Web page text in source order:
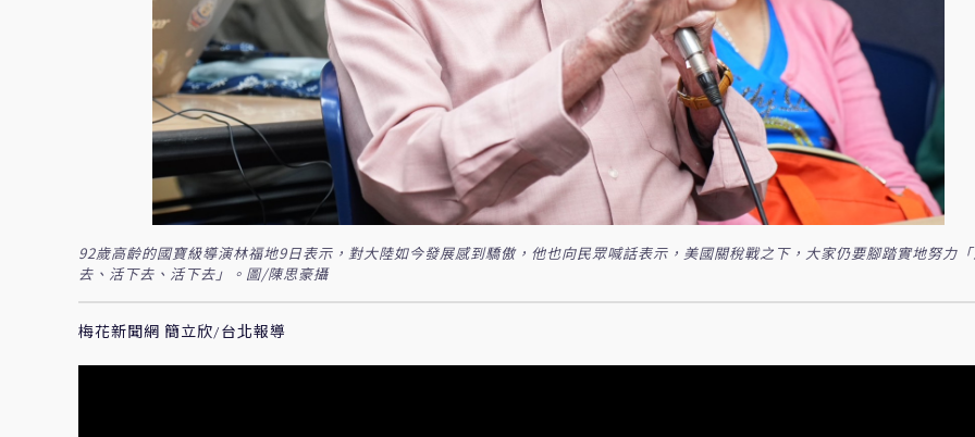
92歲高齡的國寶級導演林福地9日表示，對大陸如今發展感到驕傲，他也向民眾喊話表示，美國關稅戰之下，大家仍要腳踏實地努力
去、活下去、活下去」。圖/陳思豪攝
梅花新聞網 簡立欣/台北報導